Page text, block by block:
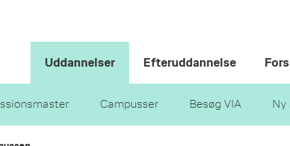
Uddannelser
Campusser Besøg VIA Ny
Efteruddannelse